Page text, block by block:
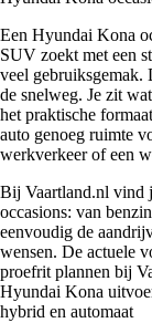
Een Hyundai Kona
SUV zoekt met een
veel gebruiksgemak.
de snelweg. Je zit
het praktische
auto genoeg ruimte
werkverkeer of een
Bij Vaartland.nl vind
occasions: van
eenvoudig de
wensen. De actuele
proefrit plannen bij
Hyundai Kona
hybrid en automaat